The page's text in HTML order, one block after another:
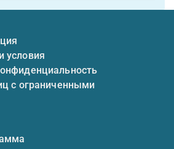
условия
с ограниченными